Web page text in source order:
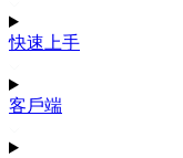
快速上手
客戶端